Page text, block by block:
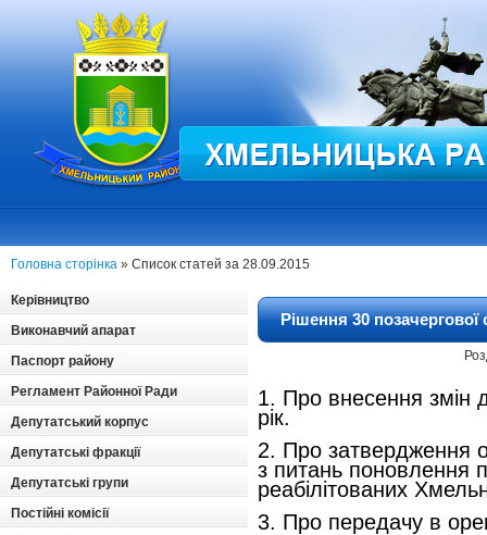
Головна сторінка » Список статей за 28.09.2015
Керівництво
Виконавчий апарат
Паспорт району
Регламент Районної Ради
Депутатський корпус
Депутатські фракції
Депутатські групи
Постійні комісії
Рішення 30 позачергової
1. Про внесення змін
рік.
2. Про затвердження
з питань поновлення
реабілітованих
3. Про передачу в